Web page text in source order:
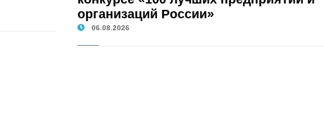
организаций России»
06.08.2026